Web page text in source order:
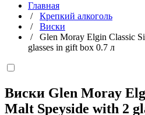
Главная
/ Крепкий алкоголь
/ Виски
/ Glen Moray Elgin Classic
glasses in gift box 0.7 л
Виски Glen Moray
Malt Speyside with 2